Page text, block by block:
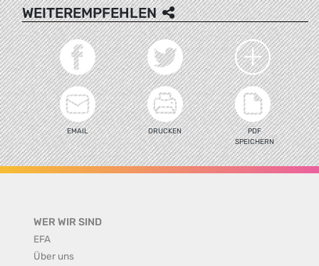
WEITEREMPFEHLEN
EMAIL DRUCKEN
PDF
SPEICHERN
WER WIR SIND
EFA
Über uns